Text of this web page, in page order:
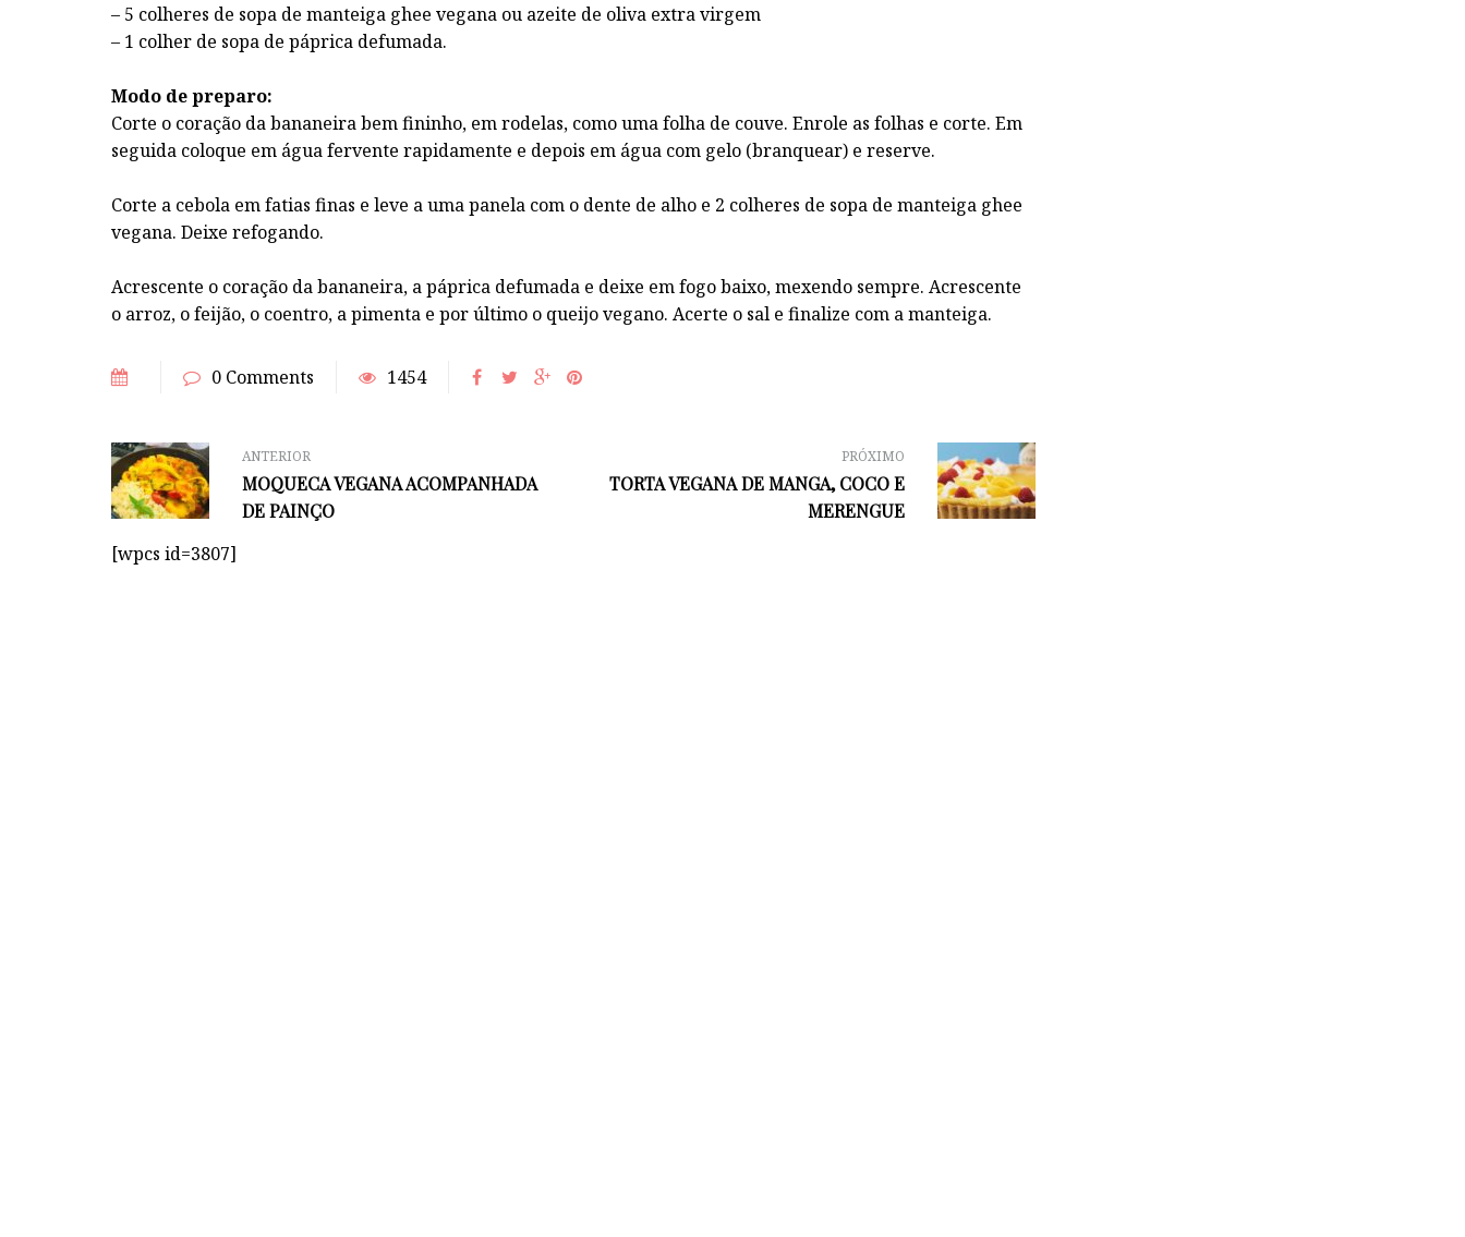
– 5 colheres de sopa de manteiga ghee vegana ou azeite de oliva extra virgem
– 1 colher de sopa de páprica defumada.
Modo de preparo:
Corte o coração da bananeira bem fininho, em rodelas, como uma folha de couve. Enrole as folhas e corte. Em
seguida coloque em água fervente rapidamente e depois em água com gelo (branquear) e reserve.
Corte a cebola em fatias finas e leve a uma panela com o dente de alho e 2 colheres de sopa de manteiga ghee
vegana. Deixe refogando.
Acrescente o coração da bananeira, a páprica defumada e deixe em fogo baixo, mexendo sempre. Acrescente
o arroz, o feijão, o coentro, a pimenta e por último o queijo vegano. Acerte o sal e finalize com a manteiga.
0 Comments 1454
ANTERIOR
MOQUECA VEGANA ACOMPANHADA
DE PAINÇO
PRÓXIMO
TORTA VEGANA DE MANGA, COCO E
MERENGUE
[wpcs id=3807]